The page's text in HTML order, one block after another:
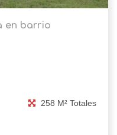
en barrio
258 M² Totales